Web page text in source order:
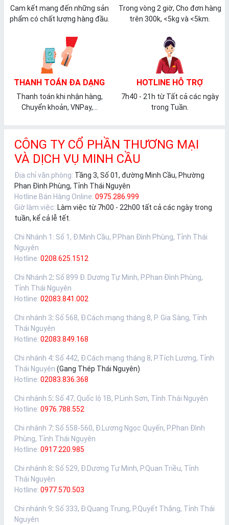
Cam kết mang đến những sản
phẩm có chất lượng hàng đầu.
Trong vòng 2 giờ, Cho đơn hàng
trên 300k, <5kg và <5km.
THANH TOÁN ĐA DẠNG
Thanh toán khi nhận hàng,
Chuyển khoản, VNPay,...
HOTLINE HỖ TRỢ
7h40 - 21h từ Tất cả các ngày
trong Tuần.
CÔNG TY CỔ PHẦN THƯƠNG MẠI
VÀ DỊCH VỤ MINH CẦU
Địa chỉ văn phòng: Tầng 3, Số 01, đường Minh Cầu, Phường
Phan Đình Phùng, Tỉnh Thái Nguyên
Hotline Bán Hàng Online: 0975.286.999
Giờ làm việc: Làm việc từ 7h00 - 22h00 tất cả các ngày trong
tuần, kể cả lễ tết.
Chi Nhánh 1 : Số 1, Đ.Minh Cầu, P.Phan Đình Phùng, Tỉnh Thái
Nguyên
Hotline: 0208.625.1512
Chi Nhánh 2: Số 899 Đ. Dương Tự Minh, P.Phan Đình Phùng,
Tỉnh Thái Nguyên
Hotline: 02083.841.002
Chi nhánh 3: Số 568, Đ.Cách mạng tháng 8, P. Gia Sàng, Tỉnh
Thái Nguyên
Hotline: 02083.849.168
Chi nhánh 4: Số 442, Đ.Cách mạng tháng 8, P.Tích Lương, Tỉnh
Thái Nguyên (Gang Thép Thái Nguyên)
Hotline: 02083.836.368
Chi nhánh 5: Số 47, Quốc lộ 1B, P.Linh Sơn, Tỉnh Thái Nguyên
Hotline: 0976.788.552
Chi nhánh 7: Số 558-560, Đ.Lương Ngọc Quyến, P.Phan Đình
Phùng, Tỉnh Thái Nguyên
Hotline: 0917.220.985
Chi nhánh 8: Số 529, Đ.Dương Tự Minh, P.Quan Triều, Tỉnh
Thái Nguyên
Hotline: 0977.570.503
Chi nhánh 9: Số 333, Đ.Quang Trung, P.Quyết Thắng, Tỉnh Thái
Nguyên